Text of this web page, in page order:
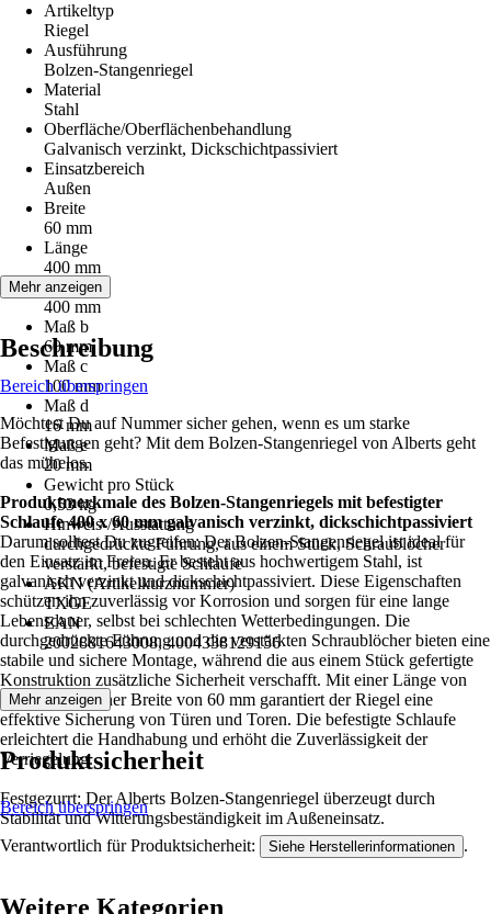
Artikeltyp
Riegel
Ausführung
Bolzen-Stangenriegel
Material
Stahl
Oberfläche/Oberflächenbehandlung
Galvanisch verzinkt, Dickschichtpassiviert
Einsatzbereich
Außen
Breite
60 mm
Länge
400 mm
Maß a
400 mm
Maß b
60 mm
Maß c
100 mm
Maß d
16 mm
Maß e
20 mm
Gewicht pro Stück
0,53 kg
Hinweis-/Ausstattung
durchgedrückte Führung, aus einem Stück, Schraublöcher
verstärkt, befestigte Schlaufe
AKN (Artikelkurznummer)
TXGE
EAN
2002881643008, 4004338129156
Mehr anzeigen
Beschreibung
Bereich überspringen
Möchtest Du auf Nummer sicher gehen, wenn es um starke
Befestigungen geht? Mit dem Bolzen-Stangenriegel von Alberts geht
das mühelos.
Produktmerkmale des Bolzen-Stangenriegels mit befestigter
Schlaufe 400 x 60 mm galvanisch verzinkt, dickschichtpassiviert
Darum solltest Du zugreifen: Der Bolzen-Stangenriegel ist ideal für
den Einsatz im Freien. Er besteht aus hochwertigem Stahl, ist
galvanisch verzinkt und dickschichtpassiviert. Diese Eigenschaften
schützen ihn zuverlässig vor Korrosion und sorgen für eine lange
Lebensdauer, selbst bei schlechten Wetterbedingungen. Die
durchgedrückte Führung und die verstärkten Schraublöcher bieten eine
stabile und sichere Montage, während die aus einem Stück gefertigte
Konstruktion zusätzliche Sicherheit verschafft. Mit einer Länge von
400 mm und einer Breite von 60 mm garantiert der Riegel eine
effektive Sicherung von Türen und Toren. Die befestigte Schlaufe
erleichtert die Handhabung und erhöht die Zuverlässigkeit der
Verriegelung.
Festgezurrt: Der Alberts Bolzen-Stangenriegel überzeugt durch
Stabilität und Witterungsbeständigkeit im Außeneinsatz.
Mehr anzeigen
Produktsicherheit
Bereich überspringen
Verantwortlich für Produktsicherheit: Siehe Herstellerinformationen .
Weitere Kategorien